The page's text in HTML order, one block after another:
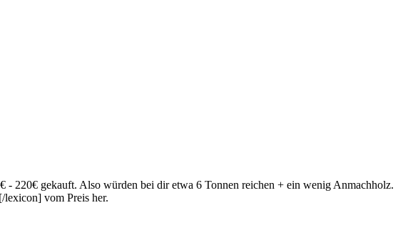
220€ gekauft. Also würden bei dir etwa 6 Tonnen reichen + ein wenig Anmachholz.
vom Preis her.